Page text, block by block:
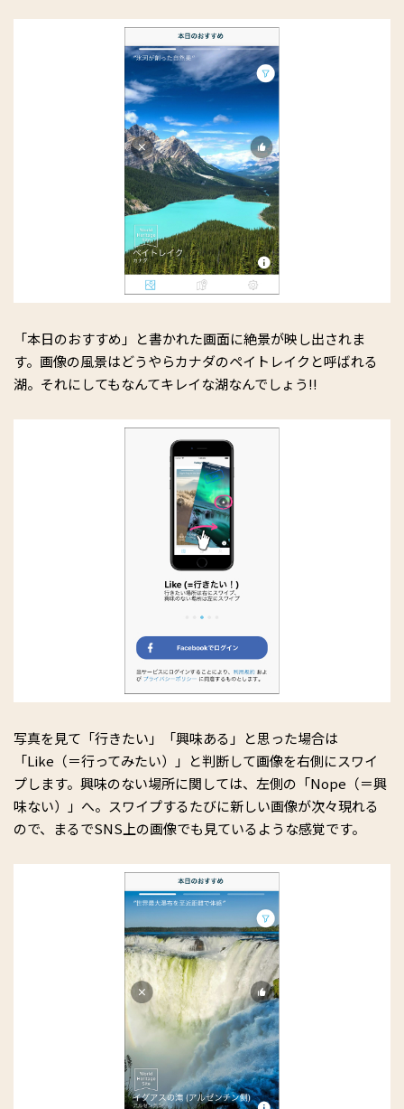
「本日のおすすめ」と書かれた画面に絶景が映し出されま
す。画像の風景はどうやらカナダのペイトレイクと呼ばれる
湖。それにしてもなんてキレイな湖なんでしょう!!
写真を見て「行きたい」「興味ある」と思った場合は
「Like（＝行ってみたい）」と判断して画像を右側にスワイ
プします。興味のない場所に関しては、左側の「Nope（＝興
味ない）」へ。スワイプするたびに新しい画像が次々現れる
ので、まるでSNS上の画像でも見ているような感覚です。